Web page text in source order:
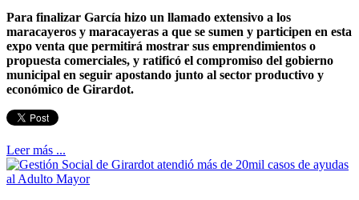
Para finalizar García hizo un llamado extensivo a los
maracayeros y maracayeras a que se sumen y participen en esta
expo venta que permitirá mostrar sus emprendimientos o
propuesta comerciales, y ratificó el compromiso del gobierno
municipal en seguir apostando junto al sector productivo y
económico de Girardot.
Leer más ...